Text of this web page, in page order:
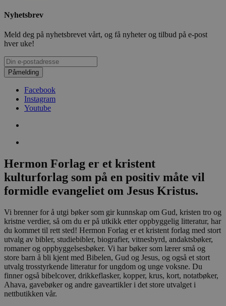
Nyhetsbrev
Meld deg på nyhetsbrevet vårt, og få nyheter og tilbud på e-post
hver uke!
Påmelding
Facebook
Instagram
Youtube
Hermon Forlag er et kristent
kulturforlag som på en positiv måte vil
formidle evangeliet om Jesus Kristus.
Vi brenner for å utgi bøker som gir kunnskap om Gud, kristen tro og
kristne verdier, så om du er på utkikk etter oppbyggelig litteratur, har
du kommet til rett sted! Hermon Forlag er et kristent forlag med stort
utvalg av bibler, studiebibler, biografier, vitnesbyrd, andaktsbøker,
romaner og oppbyggelsesbøker. Vi har bøker som lærer små og
store barn å bli kjent med Bibelen, Gud og Jesus, og også et stort
utvalg trosstyrkende litteratur for ungdom og unge voksne. Du
finner også bibelcover, drikkeflasker, kopper, krus, kort, notatbøker,
Ahava, gavebøker og andre gaveartikler i det store utvalget i
nettbutikken vår.